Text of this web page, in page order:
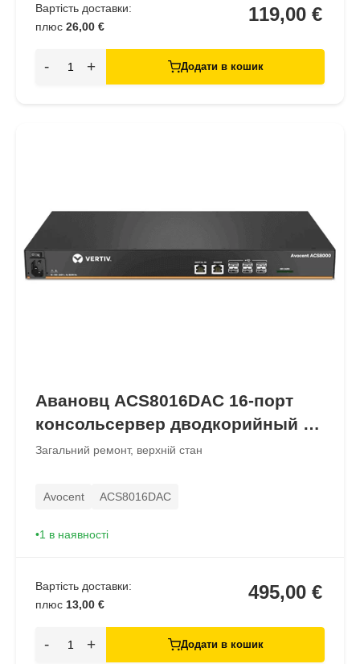
Вартість доставки:
плюс 26,00 €
119,00 €
- + Додати в кошик
Авановц ACS8016DAC 16-порт
консольсервер дводкорийный на
AC.
Загальний ремонт, верхній стан
Avocent ACS8016DAC
1 в наявності
Вартість доставки:
плюс 13,00 €
495,00 €
- + Додати в кошик